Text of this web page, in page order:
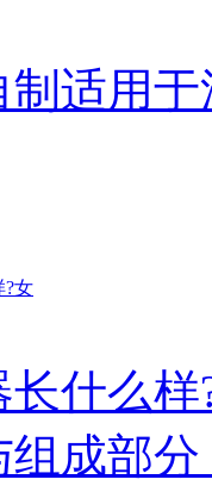
制适用
?女
什么样
成部分